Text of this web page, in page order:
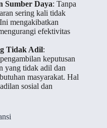
Sumber Daya: Tanpa
sering kali tidak
mengakibatkan
efektivitas
Tidak Adil:
keputusan
yang tidak adil dan
masyarakat. Hal
sosial dan